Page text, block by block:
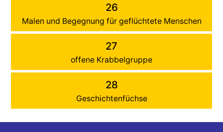
26
Malen und Begegnung für geflüchtete Menschen
27
offene Krabbelgruppe
28
Geschichtenfüchse